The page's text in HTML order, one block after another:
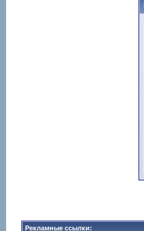
Рекламные ссылки: